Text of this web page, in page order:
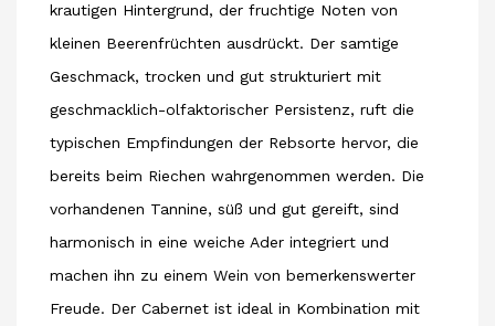
krautigen Hintergrund, der fruchtige Noten von
kleinen Beerenfrüchten ausdrückt. Der samtige
Geschmack, trocken und gut strukturiert mit
geschmacklich-olfaktorischer Persistenz, ruft die
typischen Empfindungen der Rebsorte hervor, die
bereits beim Riechen wahrgenommen werden. Die
vorhandenen Tannine, süß und gut gereift, sind
harmonisch in eine weiche Ader integriert und
machen ihn zu einem Wein von bemerkenswerter
Freude. Der Cabernet ist ideal in Kombination mit